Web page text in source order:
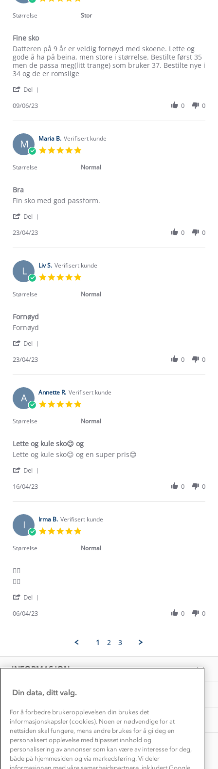
rating
Størrelse Stor
Fine sko
Review
by
Hanne
L.
9
2023
review
stating
Fine
sko
Datteren på 9 år er veldig fornøyd med skoene. Lette og
gode å ha på beina, men store i størrelse. Bestilte først 35
men de passa meg(litt trange) som bruker 37. Bestilte nye i
34 og de er romslige
Del
Hanne
on
9
Jun
09/06/23 0 0
M Maria B. Verifisert kunde
rating
Størrelse Normal
Bra
Review
Maria
on
Apr
review
Bra
Fin sko med god passform.
Del
Maria
on
23
Apr
23/04/23 0 0
L Liv S. Verifisert kunde
rating
Størrelse Normal
Fornøyd
Review
Liv
on
Apr
review
Fornøyd
Fornøyd
Del
Liv
on
23
Apr
23/04/23 0 0
A Annette R. Verifisert kunde
rating
Størrelse Normal
Lette og kule sko😊 og
Review
Annette
on
Apr
review
Lette
kule
😊
Lette og kule sko😊 og en super pris😊
Del
Annette
on
16
Apr
16/04/23 0 0
I Irma B. Verifisert kunde
rating
Størrelse Normal
👌🏼
Review
Irma
on
review
👌🏼
👌🏼
Del
6
2023
06/04/23 0 0
1 2 3
INFORMASJON
Konkurransevinnere
Kundeklubb
Bedrift, barnehage og SFO
Presse
OM OSS
Om Stormberg
Klima og miljø
Etisk handel
Dyreetikk
Samarbeide med oss?
TIPS OG RÅD
Trelagsprinsippet barn
Dette trenger du til barnehagen
Gravidklær
Hvordan velge riktig turtøy?
Store størrelser
Turmat oppskrifter
Beredskap
AKTIVITETER
Norgesferie 🇳🇴
Få turinspirasjon og tips her⛰
Overnatte utendørs⛺
Leirskole 🥾
Barnehageansatt
Tips til hyttetur
Din data, ditt valg.
For å forbedre brukeropplevelsen din brukes det
informasjonskapsler (cookies). Noen er nødvendige for at
nettsiden skal fungere, mens andre brukes for å gi deg en
personalisert opplevelse med tilpasset innhold og
personalisering av annonser som kan være av interesse for deg,
både på hjemmesiden og via markedsføring. Vi deler